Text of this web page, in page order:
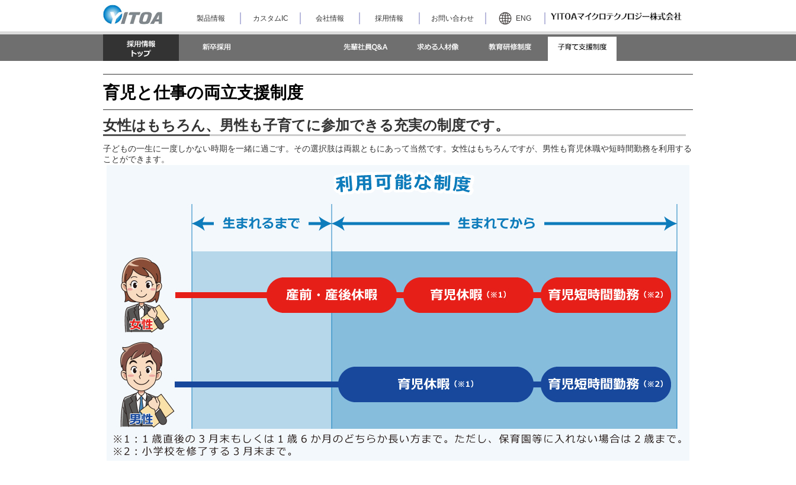
ナ
ビ
ゲ
ョ
ン
を
ス
キ
ッ
プ
し
本
文
製品情報 カスタムIC 会社情報 採用情報 お問い合わせ ENG
育児と仕事の両立支援制度
女性はもちろん、男性も子育てに参加できる充実の制度です。
子どもの一生に一度しかない時期を一緒に過ごす。その選択肢は両親ともにあって当然です。女性はもちろんですが、男性も育児休職や短時間勤務を利用する
ことができます。